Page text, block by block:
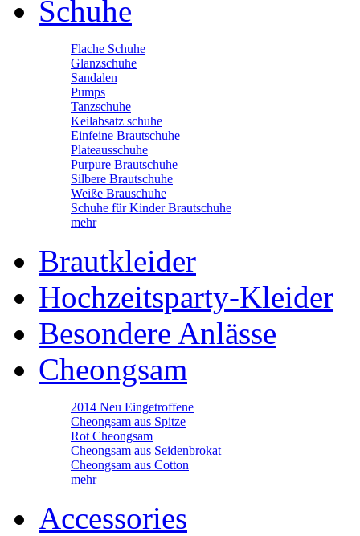
Schuhe
Flache Schuhe
Glanzschuhe
Sandalen
Pumps
Tanzschuhe
Keilabsatz schuhe
Einfeine Brautschuhe
Plateausschuhe
Purpure Brautschuhe
Silbere Brautschuhe
Weiße Brauschuhe
Schuhe für Kinder Brautschuhe
mehr
Brautkleider
Hochzeitsparty-Kleider
Besondere Anlässe
Cheongsam
2014 Neu Eingetroffene
Cheongsam aus Spitze
Rot Cheongsam
Cheongsam aus Seidenbrokat
Cheongsam aus Cotton
mehr
Accessories